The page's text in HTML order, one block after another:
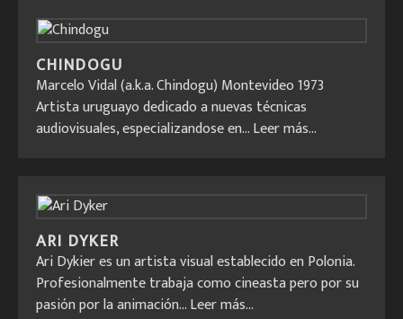
CHINDOGU
Marcelo Vidal (a.k.a. Chindogu) Montevideo 1973
Artista uruguayo dedicado a nuevas técnicas
audiovisuales, especializandose en...Leer más...
ARI DYKER
Ari Dykier es un artista visual establecido en Polonia.
Profesionalmente trabaja como cineasta pero por su
pasión por la animación...Leer más...